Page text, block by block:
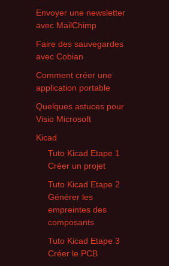
Envoyer une newsletter
avec MailChimp
Faire des sauvegardes
avec Cobian
Comment créer une
application portable
Quelques astuces pour
Visio Microsoft
Kicad
Tuto Kicad Etape 1
Créer un projet
Tuto Kicad Etape 2
Générer les
empreintes des
composants
Tuto Kicad Etape 3
Créer le PCB